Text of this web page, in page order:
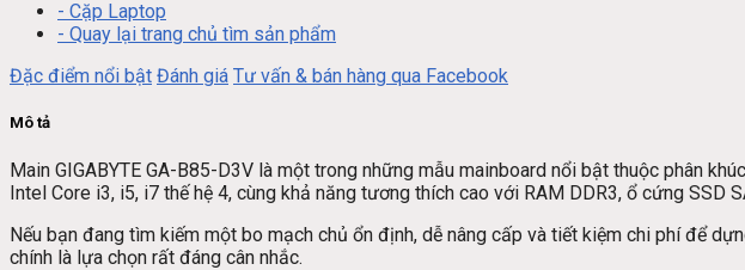
khe
RAM
khe
số
- Cặp Laptop
- Quay lại trang chủ tìm sản phẩm
Đặc điểm nổi bật Đánh giá Tư vấn & bán hàng qua Facebook
Mô tả
Main GIGABYTE GA-B85-D3V là một trong những mẫu mainboard nổi bật thuộc phân
Intel Core i3, i5, i7 thế hệ 4, cùng khả năng tương thích cao với RAM DDR3, ổ cứng SSD
Nếu bạn đang tìm kiếm một bo mạch chủ ổn định, dễ nâng cấp và tiết kiệm chi phí để
chính là lựa chọn rất đáng cân nhắc.